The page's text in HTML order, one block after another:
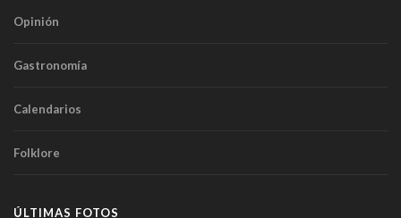
Opinión
Gastronomía
Calendarios
Folklore
ÚLTIMAS FOTOS